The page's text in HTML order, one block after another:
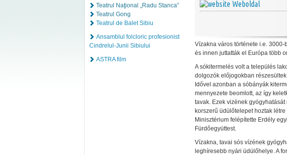
Teatrul Naţional „Radu Stanca”
Teatrul Gong
Teatrul de Balet Sibiu
Ansamblul folcloric profesionist
Cindrelul-Junii Sibiului
ASTRA film
Weboldal
Vízakna város története i.e. 3000-
és innen juttatták el Európa több
A sókitermelés volt a település
dolgozók előjogokban
Idővel azonban a sóbányák
mennyezete beomlott, az így
tavak. Ezek vizének
korszerű üdülőtelepet hoztak
Minisztérium felépítette Erdély
Fürdőegyüttest.
Vízakna, tavai sós vízének
leghíresebb nyári üdülőhelye. A